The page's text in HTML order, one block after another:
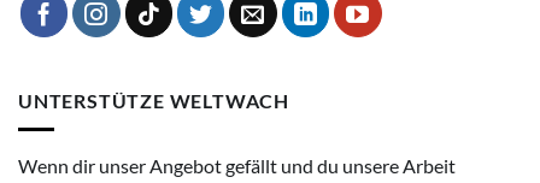
UNTERSTÜTZE WELTWACH
Wenn dir unser Angebot gefällt und du unsere Arbeit